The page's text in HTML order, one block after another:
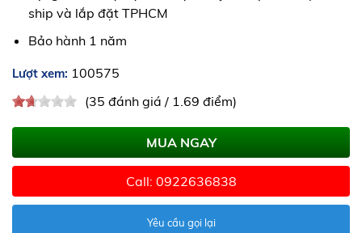
ship và lắp đặt TPHCM
Bảo hành 1 năm
Lượt xem: 100575
(35 đánh giá / 1.69 điểm)
MUA NGAY
Call: 0922636838
Yêu cầu gọi lại